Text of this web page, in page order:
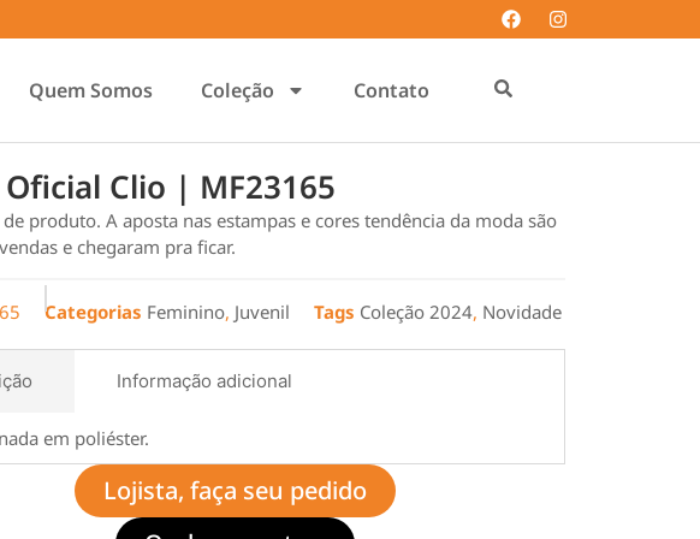
Quem Somos Coleção Contato
Clio | MF23165
produto. A aposta nas estampas e cores tendência da moda são
e chegaram pra ficar.
Categorias Feminino, Juvenil Tags Coleção 2024, Novidade
Informação adicional
em poliéster.
Lojista, faça seu pedido